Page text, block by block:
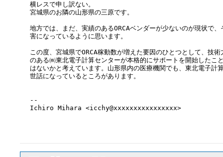
横レスで申し訳ない。
宮城県のお隣の山形県の三原です。
地方では、まだ、実績のあるORCAベンダーが少ないのが現状で
害になっているように思います。
この度、宮城県でORCA稼動数が増えた要因のひとつとして、技
のある㈱東北電子計算センターが本格的にサポートを開始したこ
はないかと考えています。山形県内の医療機関でも、東北電子計
世話になっているところがあります。
--
Ichiro Mihara <icchy@xxxxxxxxxxxxxxxx>